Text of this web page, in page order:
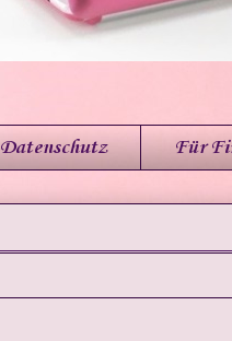
Datenschutz Für